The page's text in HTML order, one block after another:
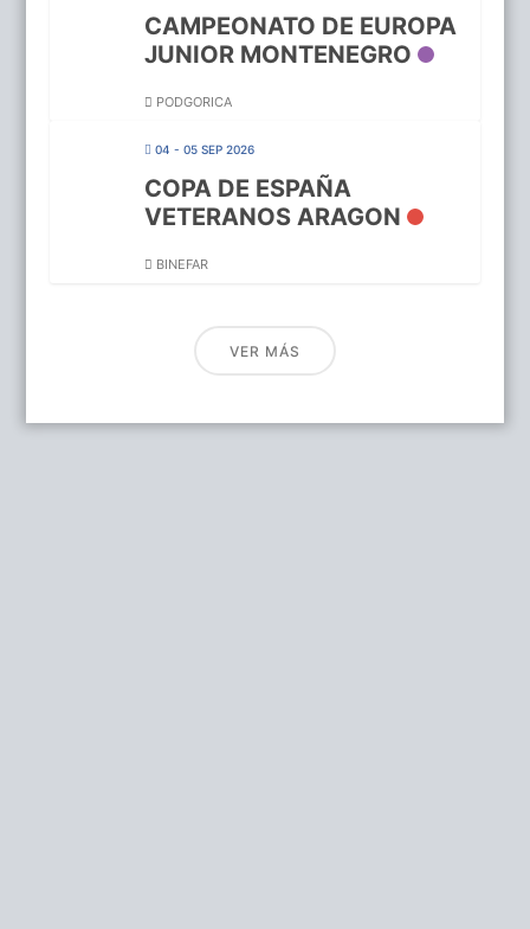
CAMPEONATO DE EUROPA
JUNIOR MONTENEGRO
PODGORICA
04 - 05 SEP 2026
COPA DE ESPAÑA
VETERANOS ARAGON
BINEFAR
VER MÁS